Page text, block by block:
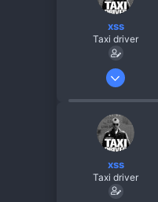
xss
Taxi driver
26 Жов 2013
xss
Taxi driver